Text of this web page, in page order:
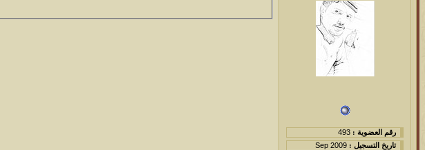
رقم العضوية : 493
تاريخ التسجيل : Sep 2009